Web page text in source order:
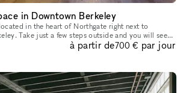
in Downtown Berkeley
in the heart of Northgate right next to
Take just a few steps outside and you will see
that this area has to offer
à partir de700 € par jour